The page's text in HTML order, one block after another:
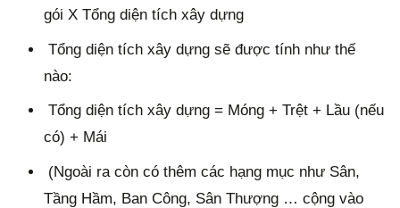
gói X Tổng diện tích xây dựng
Tổng diện tích xây dựng sẽ được tính như thế
nào:
Tổng diện tích xây dựng = Móng + Trệt + Lầu (nếu
có) + Mái
(Ngoài ra còn có thêm các hạng mục như Sân,
Tầng Hầm, Ban Công, Sân Thượng … cộng vào